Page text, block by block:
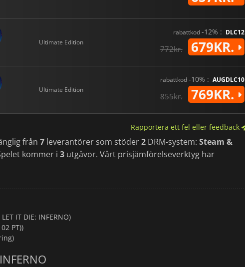
Ultimate Edition
rabattkod-12% : DLC12
772kr. 679KR.
Ultimate Edition
rabattkod-10% : AUGDLC10
855kr. 769KR.
Rapportera ett fel eller feedback
från 7 leverantörer som stöder2 DRM-system: Steam &
kommer i 3 utgåvor. Vårt prisjämförelseverktyg har
IT DIE: INFERNO)
PT))